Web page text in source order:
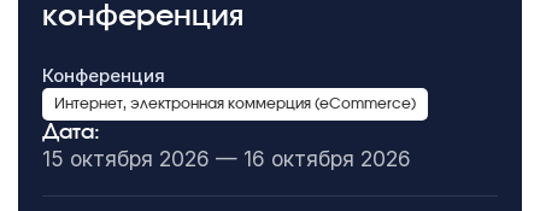
конференция
Конференция
Интернет, электронная коммерция (eCommerce)
Дата:
15 октября 2026 — 16 октября 2026